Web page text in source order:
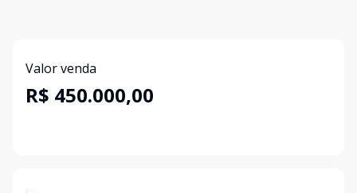
Valor venda
R$ 450.000,00